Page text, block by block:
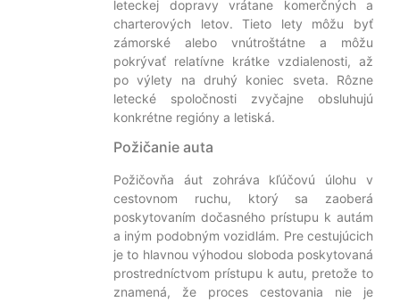
leteckej dopravy vrátane komerčných a
charterových letov. Tieto lety môžu byť
zámorské alebo vnútroštátne a môžu
pokrývať relatívne krátke vzdialenosti, až
po výlety na druhý koniec sveta. Rôzne
letecké spoločnosti zvyčajne obsluhujú
konkrétne regióny a letiská.
Požičanie auta
Požičovňa áut zohráva kľúčovú úlohu v
cestovnom ruchu, ktorý sa zaoberá
poskytovaním dočasného prístupu k autám
a iným podobným vozidlám. Pre cestujúcich
je to hlavnou výhodou sloboda poskytovaná
prostredníctvom prístupu k autu, pretože to
znamená, že proces cestovania nie je